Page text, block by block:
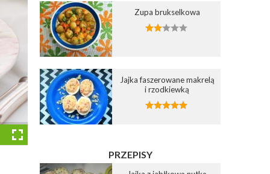
Zupa brukselkowa
Jajka faszerowane makrelą
i rzodkiewką
PRZEPISY